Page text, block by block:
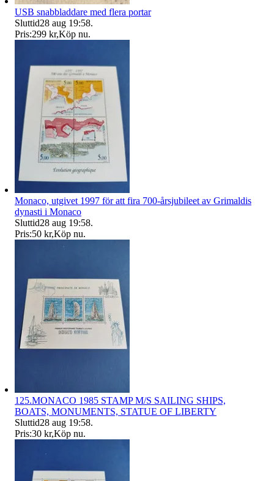
USB snabbladdare med flera portar
Sluttid28 aug 19:58.
Pris:299 kr,Köp nu.
Monaco, utgivet 1997 för att fira 700-årsjubileet av Grimaldis
dynasti i Monaco
Sluttid28 aug 19:58.
Pris:50 kr,Köp nu.
125.MONACO 1985 STAMP M/S SAILING SHIPS,
BOATS, MONUMENTS, STATUE OF LIBERTY
Sluttid28 aug 19:58.
Pris:30 kr,Köp nu.